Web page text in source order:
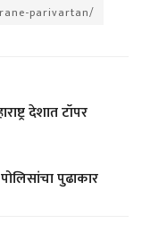
parivartan/
देशात टॉपर
पुढाकार